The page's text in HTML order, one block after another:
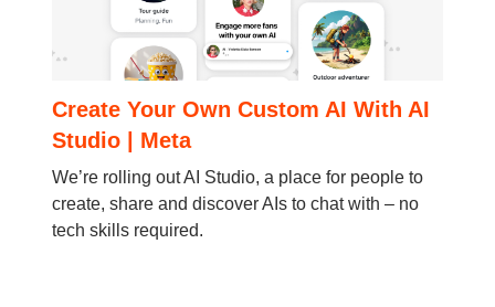
Create Your Own Custom AI With AI
Studio | Meta
We’re rolling out AI Studio, a place for people to
create, share and discover AIs to chat with – no
tech skills required.